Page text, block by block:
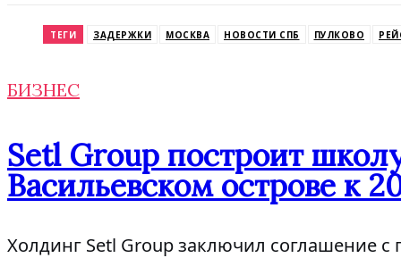
ТЕГИ ЗАДЕРЖКИ МОСКВА НОВОСТИ СПБ ПУЛКОВО
БИЗНЕС
Setl Group построит
Васильевском острове к
Холдинг Setl Group заключил соглашение с